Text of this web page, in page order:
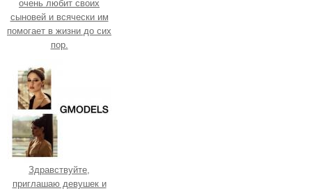
очень любит своих
сыновей и всячески им
помогает в жизни до сих
пор.
Здравствуйте,
приглашаю девушек и